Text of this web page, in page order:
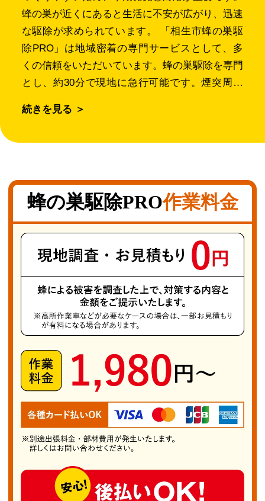
蜂の巣が近くにあると生活に不安が広がり、迅速
な駆除が求められています。 「相生市蜂の巣駆
除PRO」は地域密着の専門サービスとして、多
くの信頼をいただいています。蜂の巣駆除を専門
とし、約30分で現地に急行可能です。煙突周り
ボックスの中、庭の生垣、ガスメーター付近な
ポートの屋根裏、換気扇のフード内です。蜂は外
敵から隠れやすい浅い空洞を好み、地面の空き缶
や腐食した木の内部にも巣を作ることがありま
す。春先は女王蜂が巣作りを始める時期で、スズ
メバチの活動が活発になるため注意が必要です。
早期発見できれば安全に駆除しやすくなります。
相生市でよく見られるヤマトアシナガバチは、細
長い体に黄色と黒の模様が特徴です。性格は比較
的おとなしいものの、巣に近づくと防衛本能が働
て個体数が増え、住宅周辺での目撃情報も多いた
め、早めの対応が必要です。 蜂に刺された場
合、軽度なら皮膚の違和感が数時間から半日ほど
で治まりますが、重症時は息苦しさやめまいなど
の症状が現れることがあります。その際は速やか
に医療機関の受診をおすすめします。 「相生市
モンスズメバチ、ムモンホソアシナガバチを含む
あらゆる蜂の巣に対応しています。自力での駆除
続きを見る ＞
蜂の巣駆除PRO作業料金